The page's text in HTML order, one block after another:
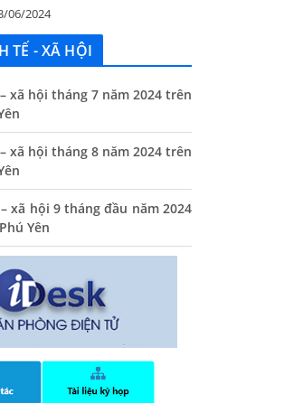
đạo, chỉ đạo nâng cao cải
06/2024
công dân định kỳ của Chủ
11/2025
11/2025
yết danh mục dịch vụ công
trình trên Hệ thống thông
tục hành chính tỉnh Phú
10/2024
TẾ - XÃ HỘI
xã hội tháng 7 năm 2024 trên
xã hội tháng 8 năm 2024 trên
xã hội 9 tháng đầu năm 2024
Yên